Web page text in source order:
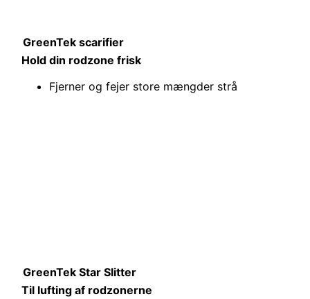
GreenTek scarifier
Hold din rodzone frisk
Fjerner og fejer store mængder strå
GreenTek Star Slitter
Til lufting af rodzonerne